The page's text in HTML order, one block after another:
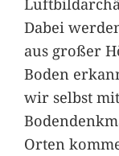
Dabei
aus großer
Boden
wir selbst
Orten